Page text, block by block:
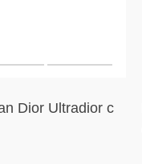
Dior Ultradior с